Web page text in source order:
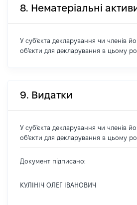
8. Нематеріальні
У суб'єкта декларування чи членів
об'єкти для декларування в цьому
9. Видатки
У суб'єкта декларування чи членів
об'єкти для декларування в цьому
Документ підписано:
КУЛІНІЧ ОЛЕГ ІВАНОВИЧ